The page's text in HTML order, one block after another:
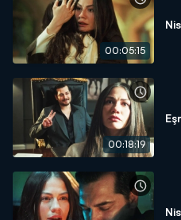
00:05:15
00:18:19